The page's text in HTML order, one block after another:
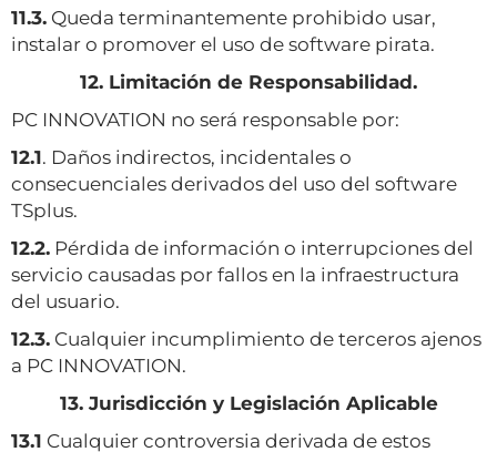
11.3. Queda terminantemente prohibido usar,
instalar o promover el uso de software pirata.
12. Limitación de Responsabilidad.
PC INNOVATION no será responsable por:
12.1. Daños indirectos, incidentales o
consecuenciales derivados del uso del software
TSplus.
12.2. Pérdida de información o interrupciones del
servicio causadas por fallos en la infraestructura
del usuario.
12.3. Cualquier incumplimiento de terceros ajenos
a PC INNOVATION.
13. Jurisdicción y Legislación Aplicable
13.1 Cualquier controversia derivada de estos